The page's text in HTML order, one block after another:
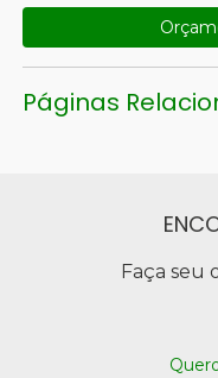
Páginas
Faça seu